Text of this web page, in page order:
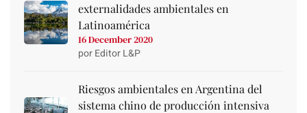
externalidades ambientales en
Latinoamérica
16 December 2020
por Editor L&P
Riesgos ambientales en Argentina del
sistema chino de producción intensiva